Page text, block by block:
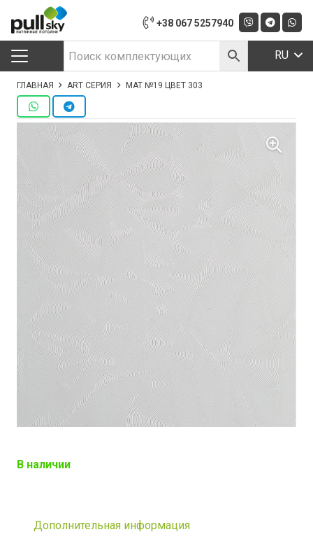
+38 067 5257940
RU
ГЛАВНАЯ ART СЕРИЯ МАТ №19 ЦВЕТ 303
В наличии
Дополнительная информация